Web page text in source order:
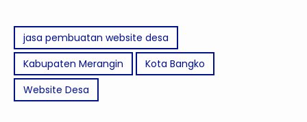
jasa pembuatan website desa
Kabupaten Merangin
Kota Bangko
Website Desa